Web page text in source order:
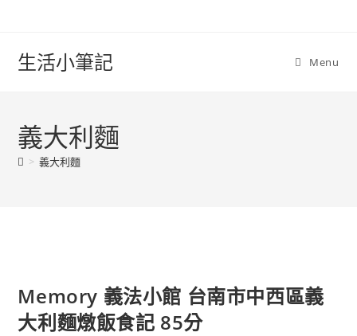
content生活小筆記 Menu
義大利麵
> 義大利麵
Memory 義法小館 台南市中西區義
大利麵燉飯食記 85分